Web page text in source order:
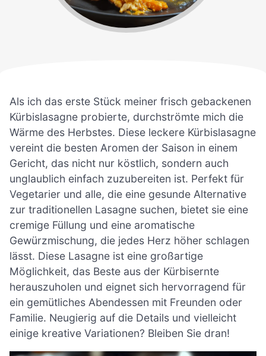
Als ich das erste Stück meiner frisch gebackenen
Kürbislasagne probierte, durchströmte mich die
Wärme des Herbstes. Diese leckere Kürbislasagne
vereint die besten Aromen der Saison in einem
Gericht, das nicht nur köstlich, sondern auch
unglaublich einfach zuzubereiten ist. Perfekt für
Vegetarier und alle, die eine gesunde Alternative
zur traditionellen Lasagne suchen, bietet sie eine
cremige Füllung und eine aromatische
Gewürzmischung, die jedes Herz höher schlagen
lässt. Diese Lasagne ist eine großartige
Möglichkeit, das Beste aus der Kürbisernte
herauszuholen und eignet sich hervorragend für
ein gemütliches Abendessen mit Freunden oder
Familie. Neugierig auf die Details und vielleicht
einige kreative Variationen? Bleiben Sie dran!